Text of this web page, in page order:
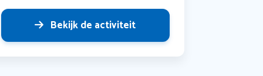
Bekijk de activiteit